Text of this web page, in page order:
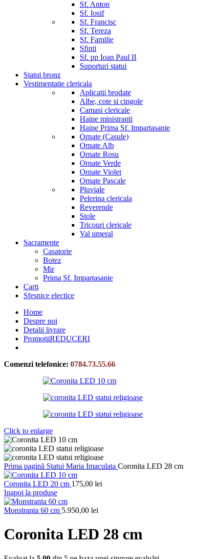
Sf. Anton
Sf. Iosif
Sf. Francisc
Sf. Tereza
Sf. Familie
Sfinti
Sf. pp Ioan Paul II
Suporturi statui
Statui bronz
Vestimentatie clericala
Aplicatii brodate
Albe, cote si cingole
Camasi clericale
Haine ministranti
Haine Prima Sf. Impartasanie
Ornate (Casule)
Ornate Alb
Ornate Rosu
Ornate Verde
Ornate Violet
Ornate Pascale
Pluviale
Pelerina clericala
Reverende
Stole
Tricouri clericale
Val umeral
Sacramente
Casatorie
Botez
Mir
Prima Sf. Impartasanie
Carti
Sfesnice electice
Home
Despre noi
Detalii livrare
PromotiiREDUCERI
Comenzi telefonice: 0784.73.55.66
Click to enlarge
Prima pagină Statui Maria Imaculata Coronita LED 28 cm
Coronita LED 20 cm 175,00 lei
Inapoi la produse
Monstranta 60 cm 5.950,00 lei
Coronita LED 28 cm